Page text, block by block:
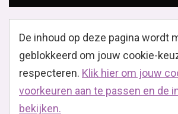
De inhoud op deze pagina wordt
geblokkeerd om jouw cookie-
respecteren. Klik hier om jouw
voorkeuren aan te passen en de
bekijken.